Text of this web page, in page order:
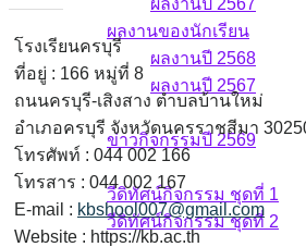
ผลงานปี 2567
ผลงานของนักเรียน
ผลงานปี 2568
ผลงานปี 2567
ข่าวกิจกรรม
ข่าวกิจกรรมปี 2569
วีดิทัศน์กิจกรรม
วีดิทัศน์กิจกรรม ชุดที่ 1
วีดิทัศน์กิจกรรม ชุดที่ 2
โรงเรียนครบุรี
ที่อยู่ : 166 หมู่ที่ 8
ถนนครบุรี-เสิงสาง ตำบลบ้านใหม่
อำเภอครบุรี จังหวัดนครราชสีมา
โทรศัพท์ : 044 002 166
โทรสาร : 044 002 167
E-mail : kbshool007@gmail.com
Website : https://kb.ac.th